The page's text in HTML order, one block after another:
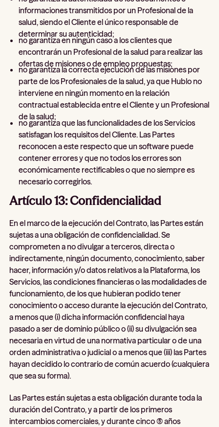
informaciones transmitidos por un Profesional de la
salud, siendo el Cliente el único responsable de
determinar su autenticidad;
no garantiza en ningún caso a los clientes que
encontrarán un Profesional de la salud para realizar las
ofertas de misiones o de empleo propuestas;
no garantiza la correcta ejecución de las misiones por
parte de los Profesionales de la salud, ya que Hublo no
interviene en ningún momento en la relación
contractual establecida entre el Cliente y un Profesional
de la salud;
no garantiza que las funcionalidades de los Servicios
satisfagan los requisitos del Cliente. Las Partes
reconocen a este respecto que un software puede
contener errores y que no todos los errores son
económicamente rectificables o que no siempre es
necesario corregirlos.
Artículo 13: Confidencialidad
En el marco de la ejecución del Contrato, las Partes están
sujetas a una obligación de confidencialidad. Se
comprometen a no divulgar a terceros, directa o
indirectamente, ningún documento, conocimiento, saber
hacer, información y/o datos relativos a la Plataforma, los
Servicios, las condiciones financieras o las modalidades de
funcionamiento, de los que hubieran podido tener
conocimiento o acceso durante la ejecución del Contrato,
a menos que (i) dicha información confidencial haya
pasado a ser de dominio público o (ii) su divulgación sea
necesaria en virtud de una normativa particular o de una
orden administrativa o judicial o a menos que (iii) las Partes
hayan decidido lo contrario de común acuerdo (cualquiera
que sea su forma).
Las Partes están sujetas a esta obligación durante toda la
duración del Contrato, y a partir de los primeros
intercambios comerciales, y durante cinco (5) años